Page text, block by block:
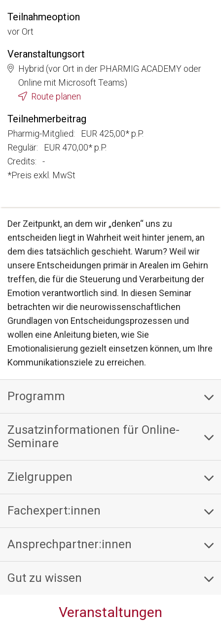
Teilnahmeoption
vor Ort
Veranstaltungsort
Hybrid (vor Ort in der PHARMIG ACADEMY oder
Online mit Microsoft Teams)
Route planen
Teilnehmerbeitrag
Pharmig-Mitglied: EUR 425,00* p.P.
Regulär: EUR 470,00* p.P.
Credits: -
*Preis exkl. MwSt
Der Zeitpunkt, an dem wir „denken“ uns zu
entscheiden liegt in Wahrheit weit hinter jenem, an
dem dies tatsächlich geschieht. Warum? Weil wir
unsere Entscheidungen primär in Arealen im Gehirn
treffen, die für die Steuerung und Verarbeitung der
Emotion verantwortlich sind. In diesen Seminar
betrachten wir die neurowissenschaftlichen
Grundlagen von Entscheidungsprozessen und
wollen eine Anleitung bieten, wie Sie
Emotionalisierung gezielt einsetzen können, um Ihre
Kommunikationsziele zu erreichen.
Programm
Zusatzinformationen für Online-
Seminare
Zielgruppen
Fachexpert:innen
Ansprechpartner:innen
Gut zu wissen
Veranstaltungen